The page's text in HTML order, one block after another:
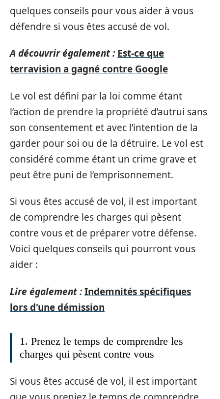
quelques conseils pour vous aider à vous
défendre si vous êtes accusé de vol.
A découvrir également : Est-ce que
terravision a gagné contre Google
Le vol est défini par la loi comme étant
l’action de prendre la propriété d’autrui sans
son consentement et avec l’intention de la
garder pour soi ou de la détruire. Le vol est
considéré comme étant un crime grave et
peut être puni de l’emprisonnement.
Si vous êtes accusé de vol, il est important
de comprendre les charges qui pèsent
contre vous et de préparer votre défense.
Voici quelques conseils qui pourront vous
aider :
Lire également :Indemnités spécifiques
lors d'une démission
1. Prenez le temps de comprendre les
charges qui pèsent contre vous
Si vous êtes accusé de vol, il est important